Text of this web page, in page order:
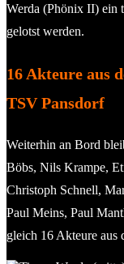
Werda (Phönix II) ein
gelotst werden.
16 Akteure aus
TSV Pansdorf
Weiterhin an Bord
Böbs, Nils Krampe,
Christoph Schnell,
Paul Meins, Paul
gleich 16 Akteure aus